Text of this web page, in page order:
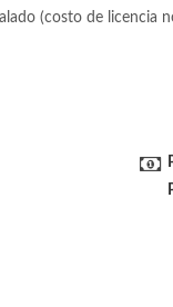
(costo de licencia